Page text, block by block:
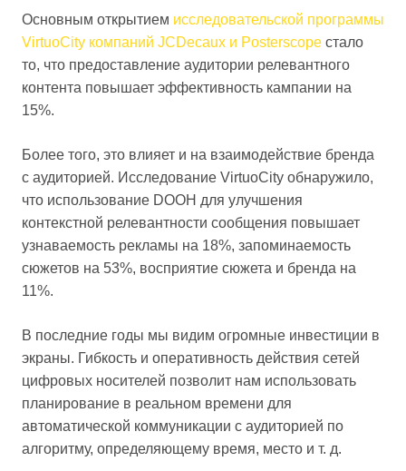
Основным открытием исследовательской программы
VirtuoCity компаний JCDecaux и Posterscope стало
то, что предоставление аудитории релевантного
контента повышает эффективность кампании на
15%.
Более того, это влияет и на взаимодействие бренда
с аудиторией. Исследование VirtuoCity обнаружило,
что использование DOOH для улучшения
контекстной релевантности сообщения повышает
узнаваемость рекламы на 18%, запоминаемость
сюжетов на 53%, восприятие сюжета и бренда на
11%.
В последние годы мы видим огромные инвестиции в
экраны. Гибкость и оперативность действия сетей
цифровых носителей позволит нам использовать
планирование в реальном времени для
автоматической коммуникации с аудиторией по
алгоритму, определяющему время, место и т. д.